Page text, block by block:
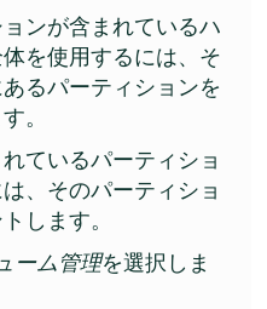
ンが含まれているハ
を使用するには、そ
るパーティションを
。
ているパーティショ
、そのパーティショ
します。
ーム管理を選択しま